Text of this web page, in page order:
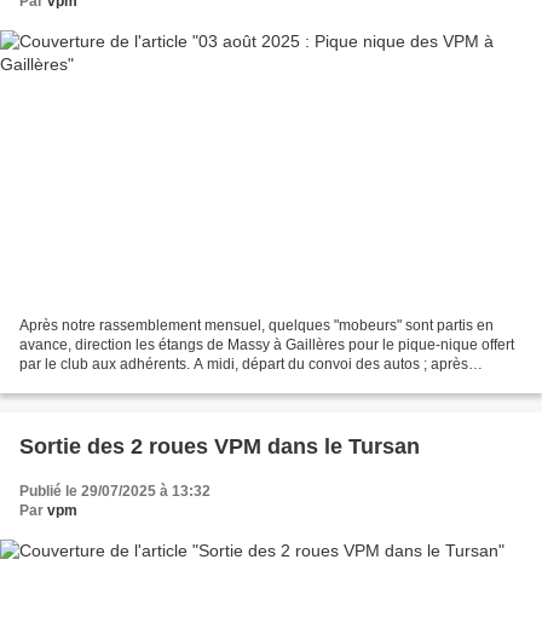
Après notre rassemblement mensuel, quelques "mobeurs" sont partis en
avance, direction les étangs de Massy à Gaillères pour le pique-nique offert
par le club aux adhérents. A midi, départ du convoi des autos ; après
Sortie des 2 roues VPM dans le Tursan
Publié le 29/07/2025 à 13:32
Par vpm